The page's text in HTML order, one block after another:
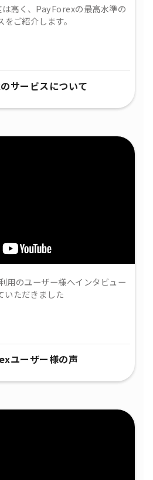
高く、PayForexの最高水準の
をご紹介します。
サービスについて
用のユーザー様へインタビュー
いただきました
ユーザー様の声​